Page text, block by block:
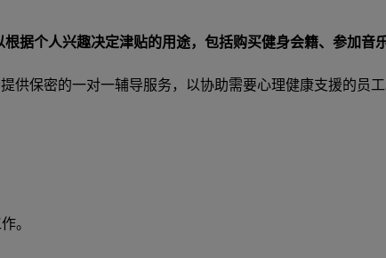
据个人兴趣决定津贴的用途，包括购买健身会籍、参加音
供保密的一对一辅导服务，以协助需要心理健康支援的员
。